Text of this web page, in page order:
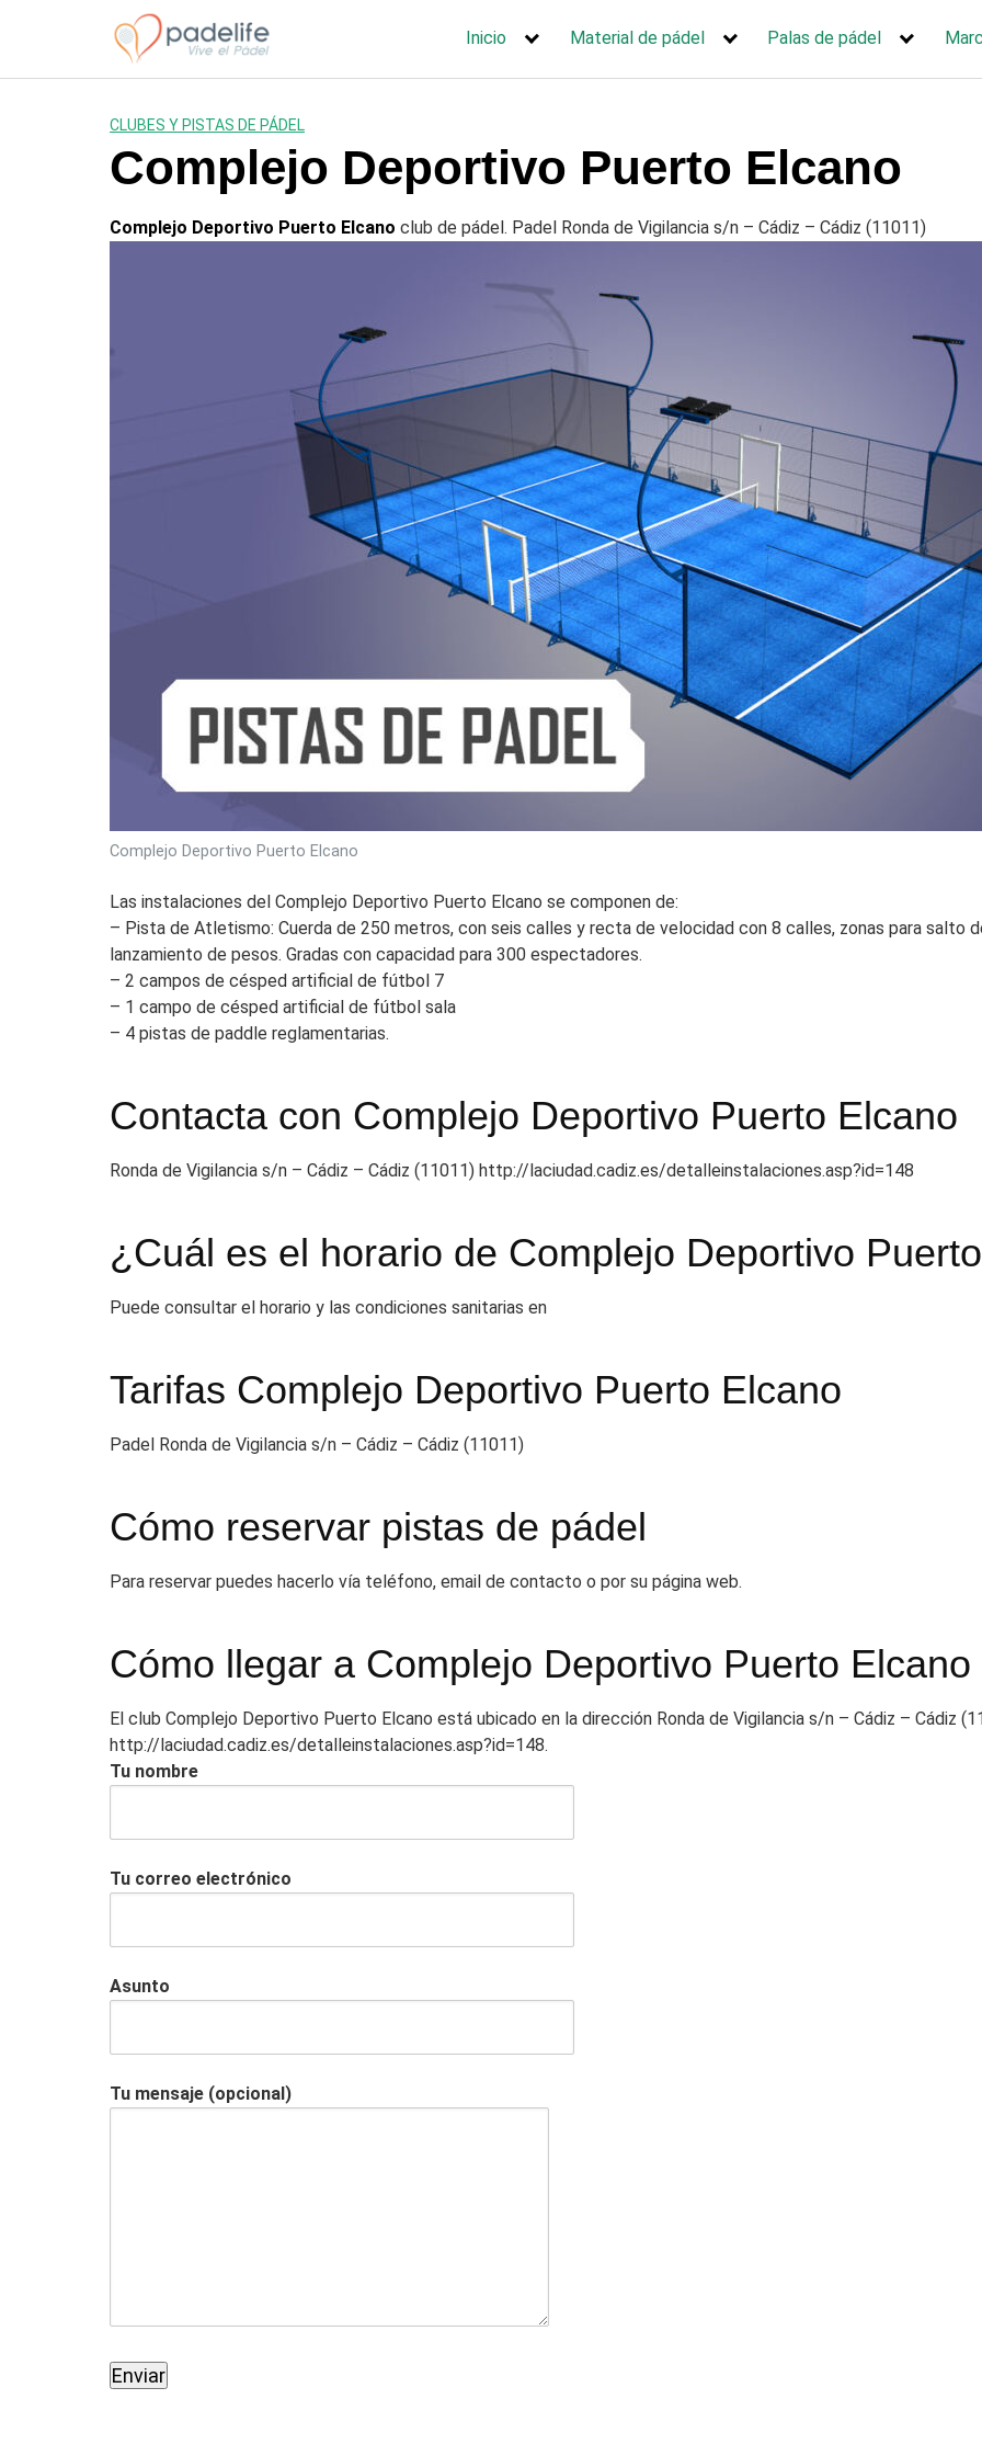
Inicio Material de pádel Palas de pádel
CLUBES Y PISTAS DE PÁDEL
Complejo Deportivo Puerto Elcano
Complejo Deportivo Puerto Elcano club de pádel. Padel Ronda de Vigilancia s/n – Cádiz – Cádiz (11011)
Complejo Deportivo Puerto Elcano
Las instalaciones del Complejo Deportivo Puerto Elcano se componen de:
– Pista de Atletismo: Cuerda de 250 metros, con seis calles y recta de velocidad con 8 calles, zonas para salto
lanzamiento de pesos. Gradas con capacidad para 300 espectadores.
– 2 campos de césped artificial de fútbol 7
– 1 campo de césped artificial de fútbol sala
– 4 pistas de paddle reglamentarias.
Contacta con Complejo Deportivo Puerto Elcano
Ronda de Vigilancia s/n – Cádiz – Cádiz (11011) http://laciudad.cadiz.es/detalleinstalaciones.asp?id=148
¿Cuál es el horario de Complejo Deportivo
Puede consultar el horario y las condiciones sanitarias en
Tarifas Complejo Deportivo Puerto Elcano
Padel Ronda de Vigilancia s/n – Cádiz – Cádiz (11011)
Cómo reservar pistas de pádel
Para reservar puedes hacerlo vía teléfono, email de contacto o por su página web.
Cómo llegar a Complejo Deportivo Puerto Elcano
El club Complejo Deportivo Puerto Elcano está ubicado en la dirección Ronda de Vigilancia s/n – Cádiz – Cádiz
http://laciudad.cadiz.es/detalleinstalaciones.asp?id=148.
Tu nombre
Tu correo electrónico
Asunto
Tu mensaje (opcional)